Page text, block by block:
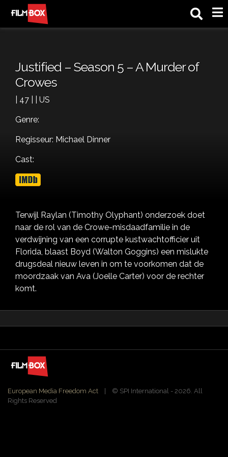
Justified – Season 5 – A Murder of
Crowes
| 47 | | US
Genre:
Regisseur: Michael Dinner
Cast:
Terwijl Raylan (Timothy Olyphant) onderzoek doet
naar de rol van de Crowe-misdaadfamilie in de
verdwijning van een corrupte kustwachtofficier uit
Florida, blaast Boyd (Walton Goggins) een mislukte
drugsdeal nieuw leven in om te voorkomen dat de
moordzaak van Ava (Joelle Carter) voor de rechter
komt.
European Media Freedom Act | ©️ SPI International - 2026. All
Rights Reserved